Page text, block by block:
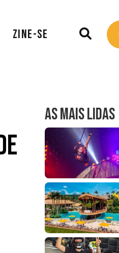
ZINE-SE
AS MAIS LIDAS